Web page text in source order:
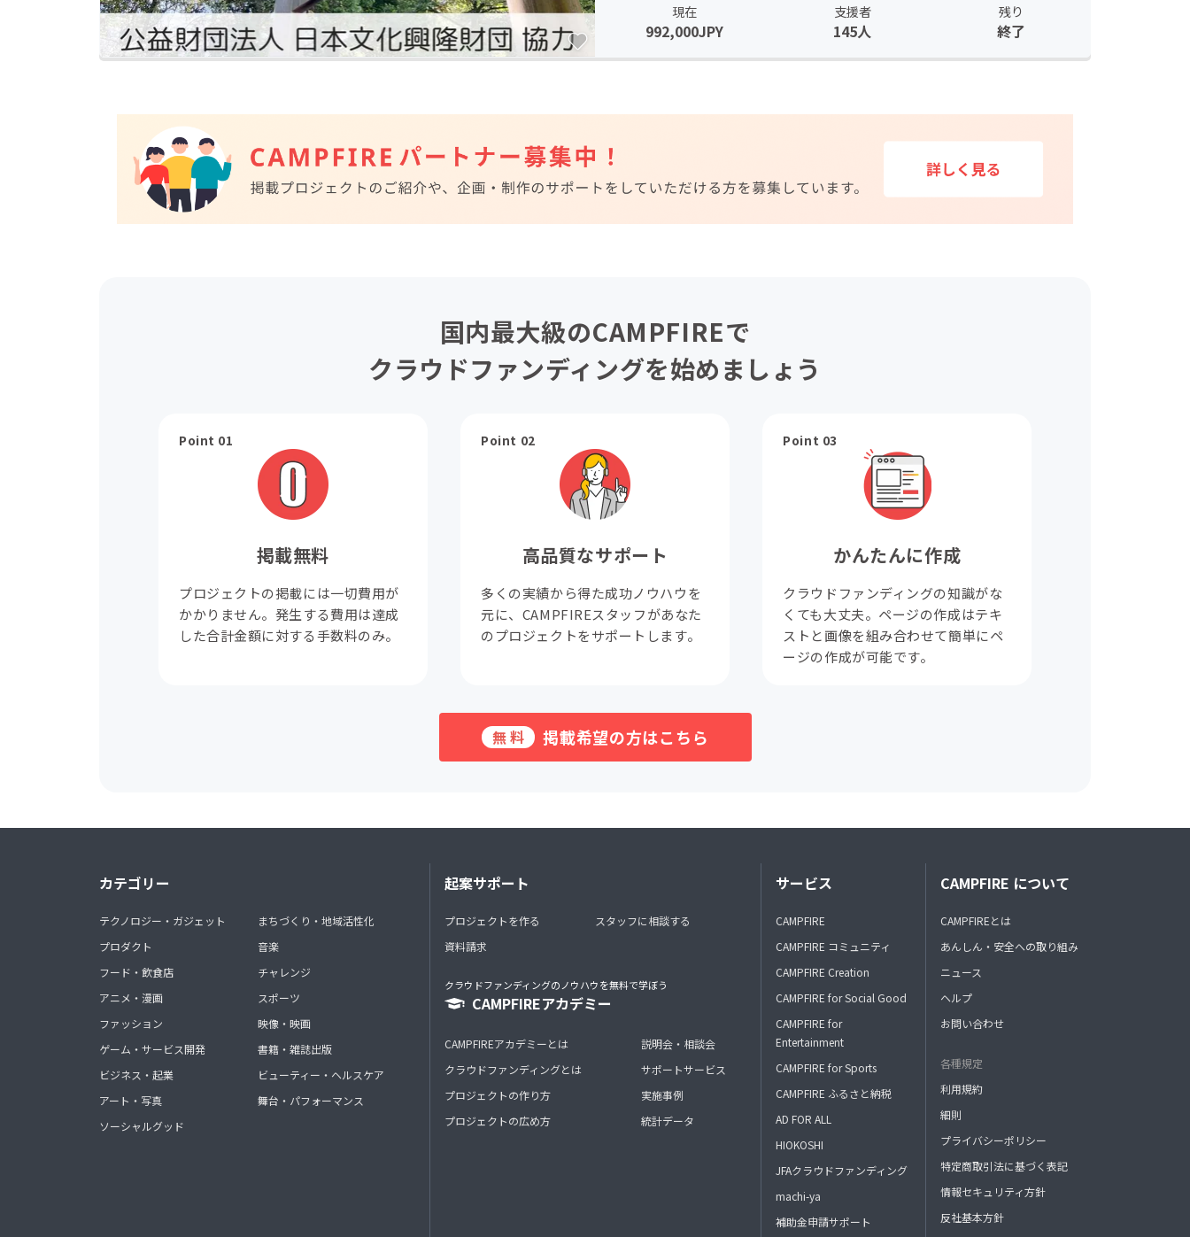
現在
992,000JPY
支援者
145人
残り
終了
国内最大級のCAMPFIREで
クラウドファンディングを始めましょう
Point 01
掲載無料
プロジェクトの掲載には一切費用が
かかりません。発生する費用は達成
した合計金額に対する手数料のみ。
Point 02
高品質なサポート
多くの実績から得た成功ノウハウを
元に、CAMPFIREスタッフがあなた
のプロジェクトをサポートします。
Point 03
かんたんに作成
クラウドファンディングの知識がな
くても大丈夫。ページの作成はテキ
ストと画像を組み合わせて簡単にペ
ージの作成が可能です。
無料 掲載希望の方はこちら
カテゴリー
テクノロジー・ガジェット
プロダクト
フード・飲食店
アニメ・漫画
ファッション
ゲーム・サービス開発
ビジネス・起業
アート・写真
ソーシャルグッド
まちづくり・地域活性化
音楽
チャレンジ
スポーツ
映像・映画
書籍・雑誌出版
ビューティー・ヘルスケア
舞台・パフォーマンス
起案サポート
プロジェクトを作る
資料請求
スタッフに相談する
クラウドファンディングのノウハウを無料で学ぼう
CAMPFIREアカデミー
CAMPFIREアカデミーとは
クラウドファンディングとは
プロジェクトの作り方
プロジェクトの広め方
説明会・相談会
サポートサービス
実施事例
統計データ
サービス
CAMPFIRE
CAMPFIRE コミュニティ
CAMPFIRE Creation
CAMPFIRE for Social Good
CAMPFIRE for
Entertainment
CAMPFIRE for Sports
CAMPFIRE ふるさと納税
AD FOR ALL
HIOKOSHI
JFAクラウドファンディング
machi-ya
補助金申請サポート
CAMPFIRE について
CAMPFIREとは
あんしん・安全への取り組み
ニュース
ヘルプ
お問い合わせ
各種規定
利用規約
細則
プライバシーポリシー
特定商取引法に基づく表記
情報セキュリティ方針
反社基本方針